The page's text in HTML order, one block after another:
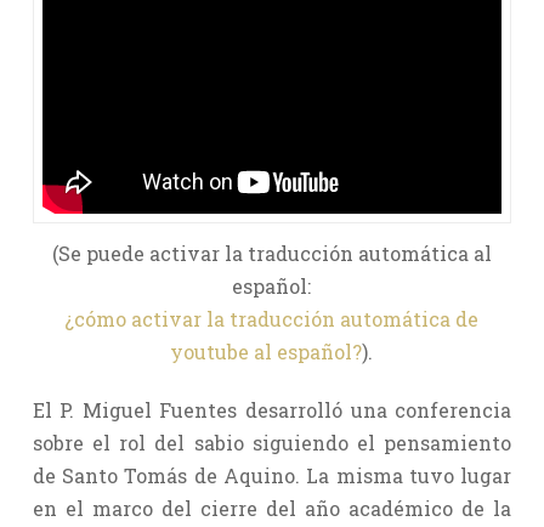
(Se puede activar la traducción automática al
español:
¿cómo activar la traducción automática de
youtube al español?).
El P. Miguel Fuentes desarrolló una conferencia
sobre el rol del sabio siguiendo el pensamiento
de Santo Tomás de Aquino. La misma tuvo lugar
en el marco del cierre del año académico de la